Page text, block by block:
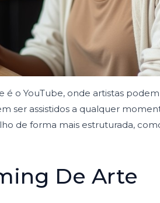
o YouTube, onde artistas
ser assistidos a qualquer
de forma mais estruturada,
De Arte